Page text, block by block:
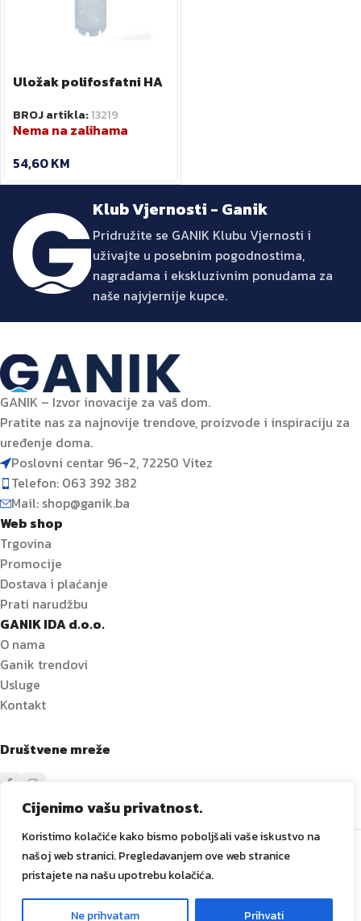
Cijenimo vašu privatnost.
Koristimo kolačiće kako bismo poboljšali vaše iskustvo na
našoj web stranici. Pregledavanjem ove web stranice
pristajete na našu upotrebu kolačića.
Ne prihvatam Prihvati
Uložak polifosfatni HA
BROJ artikla:13219
Nema na zalihama
54,60KM
Klub Vjernosti - Ganik
Pridružite se GANIK Klubu Vjernosti i
uživajte u posebnim pogodnostima,
nagradama i ekskluzivnim ponudama za
naše najvjernije kupce.
GANIK – Izvor inovacije za vaš dom.
Pratite nas za najnovije trendove, proizvode i inspiraciju za
uređenje doma.
Poslovni centar 96-2, 72250 Vitez
Telefon: 063 392 382
Mail: shop@ganik.ba
Web shop
Trgovina
Promocije
Dostava i plaćanje
Prati narudžbu
GANIK IDA d.o.o.
O nama
Ganik trendovi
Usluge
Kontakt
Društvene mreže
Sve prava zadržanaGANIKIDA D.O.O. Vitez2024Izrada i
održavanje Tadex Media.
0